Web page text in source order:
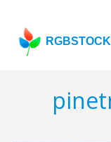
RGBSTOCK